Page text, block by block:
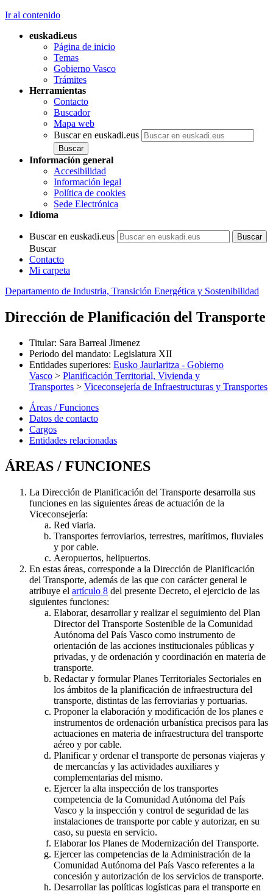
Ir al contenido
euskadi.eus
Página de inicio
Temas
Gobierno Vasco
Trámites
Herramientas
Contacto
Buscador
Mapa web
Buscar en euskadi.eus
Información general
Accesibilidad
Información legal
Política de cookies
Sede Electrónica
Idioma
Buscar en euskadi.eus
Buscar
Contacto
Mi carpeta
Departamento de Industria, Transición Energética y Sostenibilidad
Dirección de Planificación del Transporte
Titular: Sara Barreal Jimenez
Periodo del mandato: Legislatura XII
Entidades superiores: Eusko Jaurlaritza - Gobierno
Vasco > Planificación Territorial, Vivienda y
Transportes > Viceconsejería de Infraestructuras y Transportes
Áreas / Funciones
Datos de contacto
Cargos
Entidades relacionadas
ÁREAS / FUNCIONES
La Dirección de Planificación del Transporte desarrolla sus
funciones en las siguientes áreas de actuación de la
Viceconsejería:
Red viaria.
Transportes ferroviarios, terrestres, marítimos, fluviales
y por cable.
Aeropuertos, helipuertos.
En estas áreas, corresponde a la Dirección de Planificación
del Transporte, además de las que con carácter general le
atribuye el artículo 8 del presente Decreto, el ejercicio de las
siguientes funciones:
Elaborar, desarrollar y realizar el seguimiento del Plan
Director del Transporte Sostenible de la Comunidad
Autónoma del País Vasco como instrumento de
orientación de las acciones institucionales públicas y
privadas, y de ordenación y coordinación en materia de
transporte.
Redactar y formular Planes Territoriales Sectoriales en
los ámbitos de la planificación de infraestructura del
transporte, distintas de las ferroviarias y portuarias.
Proponer la elaboración y modificación de los planes e
instrumentos de ordenación urbanística precisos para las
actuaciones en materia de infraestructura del transporte
aéreo y por cable.
Planificar y ordenar el transporte de personas viajeras y
de mercancías y las actividades auxiliares y
complementarias del mismo.
Ejercer la alta inspección de los transportes
competencia de la Comunidad Autónoma del País
Vasco y la inspección y control de seguridad de las
instalaciones de transporte por cable y autorizar, en su
caso, su puesta en servicio.
Elaborar los Planes de Modernización del Transporte.
Ejercer las competencias de la Administración de la
Comunidad Autónoma del País Vasco referentes a la
concesión y autorización de los servicios de transporte.
Desarrollar las políticas logísticas para el transporte en